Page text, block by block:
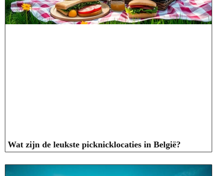
Wat zijn de leukste picknicklocaties in België?